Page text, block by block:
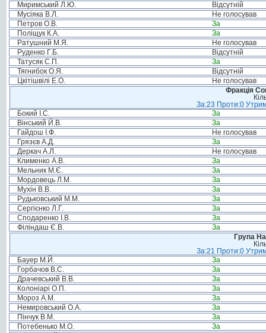
Миримський Л.Ю.
Відсутній
Мусіяка В.Л.
Не голосував
Петров О.В.
За
Поліщук К.А.
За
Ратушний М.Я.
Не голосував
Руденко Г.Б.
Відсутній
Татусяк С.П.
За
Тягнибок О.Я.
Відсутній
Цкітішвілі Е.О.
Не голосував
Фракція
За:23 Проти:0
Бокий І.С.
За
Вінський Й.В.
За
Гайдош І.Ф.
Не голосував
Грязєв А.Д.
За
Деркач А.Л.
Не голосував
Клименко А.В.
За
Мельник М.Є.
За
Мордовець Л.М.
За
Мухін В.В.
За
Рудьковський М.М.
За
Сергієнко Л.Г.
За
Сподаренко І.В.
За
Філіндаш Є.В.
За
Група
За:21 Проти:0
Бауер М.Й.
За
Горбачов В.С.
За
Драчевський В.В.
За
Колоніарі О.П.
За
Мороз А.М.
За
Немировський О.А.
За
Пінчук В.М.
За
Потебенько М.О.
За